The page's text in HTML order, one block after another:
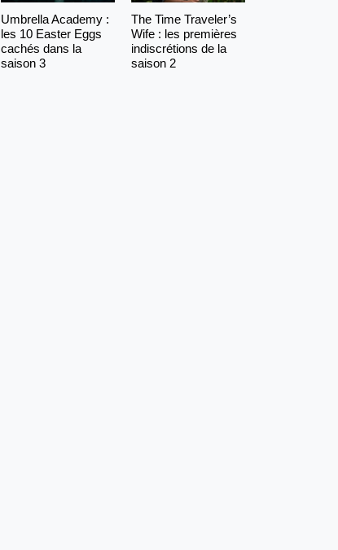
Umbrella Academy :
les 10 Easter Eggs
cachés dans la
saison 3
The Time Traveler’s
Wife : les premières
indiscrétions de la
saison 2